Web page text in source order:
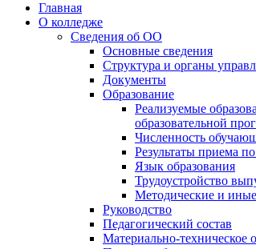
Главная
О колледже
Сведения об ОО
Основные сведения
Структура и органы
Документы
Образование
Реализуемые
образовательной
Численность
Результаты приема
Язык образования
Трудоустройство
Методические и
Руководство
Педагогический состав
Материально-техническое